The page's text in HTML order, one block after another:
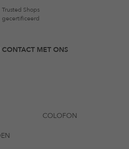
Trusted Shops
gecertificeerd
CONTACT MET ONS
COLOFON